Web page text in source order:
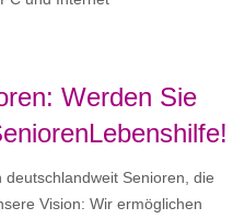
Werden Sie
Senioren, die
Vision: Wir ermöglichen